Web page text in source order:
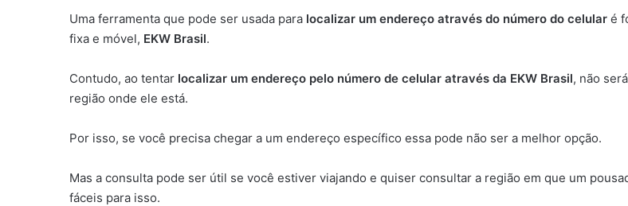
Uma ferramenta que pode ser usada para localizar um endereço através do número do celular é
fixa e móvel, EKW Brasil.
Contudo, ao tentar localizar um endereço pelo número de celular através da EKW Brasil, não
região onde ele está.
Por isso, se você precisa chegar a um endereço específico essa pode não ser a melhor opção.
Mas a consulta pode ser útil se você estiver viajando e quiser consultar a região em que um
fáceis para isso.